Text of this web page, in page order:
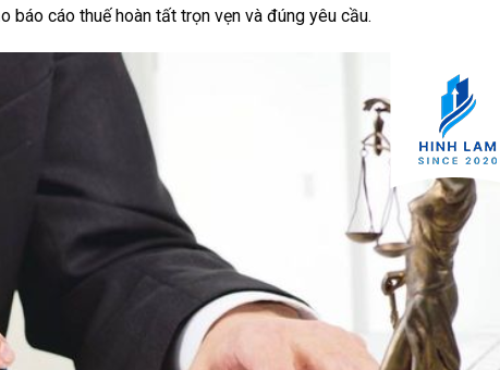
cáo thuế hoàn tất trọn vẹn và đúng yêu cầu.